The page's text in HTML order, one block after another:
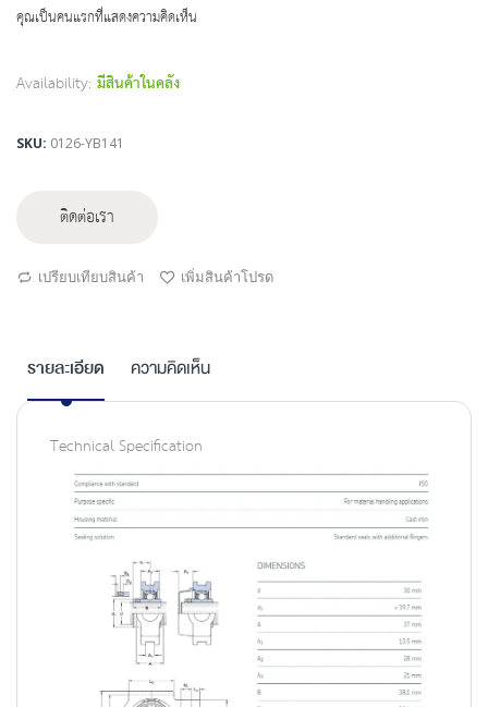
คุณเป็นคนแรกที่แสดงความคิดเห็น
Availability: มีสินค้าในคลัง
SKU 0126-YB141
ติดต่อเรา
เปรียบเทียบสินค้า เพิ่มสินค้าโปรด
รายละเอียด
Technical Specification
ความคิดเห็น